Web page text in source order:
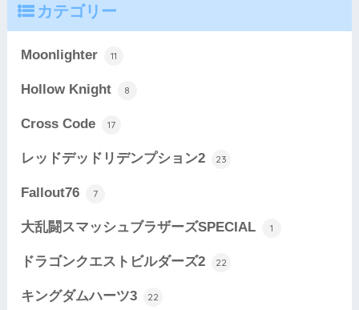
カテゴリー
Moonlighter 11
Hollow Knight 8
Cross Code 17
レッドデッドリデンプション2 23
Fallout76 7
大乱闘スマッシュブラザーズSPECIAL 1
ドラゴンクエストビルダーズ2 22
キングダムハーツ3 22